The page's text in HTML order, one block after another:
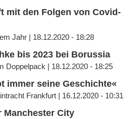
mit den Folgen von Covid-
Jahr | 18.12.2020 - 18:28
bis 2023 bei Borussia
Doppelpack | 18.12.2020 - 18:25
immer seine Geschichte«
Frankfurt | 16.12.2020 - 10:31
Manchester City